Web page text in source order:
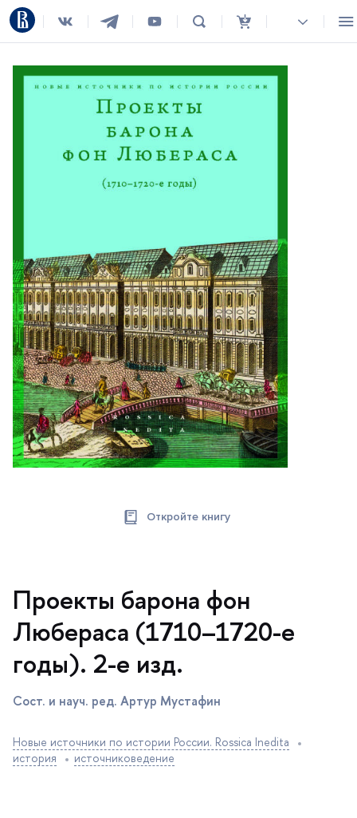
Откройте книгу
Проекты барона фон
Любераса (1710–1720-е
оды). 2-е изд.
Сост. и науч. ред. Артур Мустафин
Новые источники по истории России. Rossica Inedita
история
источниковедение